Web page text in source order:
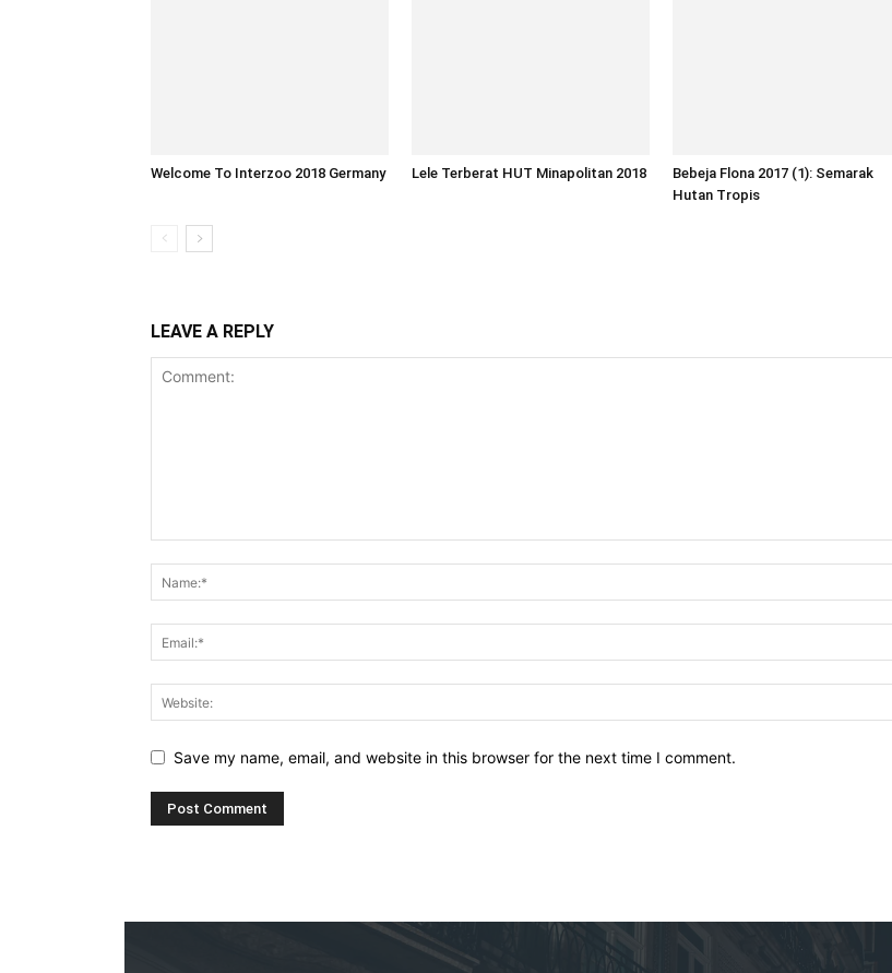
Welcome To Interzoo 2018 Germany Lele Terberat HUT Minapolitan 2018
Bebeja Flona 2017 (1): Semarak
Hutan Tropis
LEAVE A REPLY
Save my name, email, and website in this browser for the next time I comment.